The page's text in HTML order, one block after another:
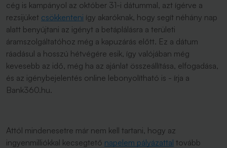
cég is kampányol az október 31-i dátummal, azt ígérve a
rezsijüket csökkenteni így akaróknak, hogy segít néhány nap
alatt benyújtani az igényt a betáplálásra a területi
áramszolgáltatóhoz még a kapuzárás előtt. Ez a dátum
ráadásul a hosszú hétvégére esik, így valójában még
kevesebb az idő, még ha az ajánlat összeállítása, elfogadása,
és az igénybejelentés online lebonyolítható is - írja a
Bank360.hu.
Attól mindenesetre már nem kell tartani, hogy az
ingyenmilliókkal kecsegtető napelem pályázattal tovább